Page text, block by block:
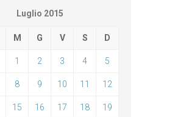
Luglio 2015
M G V S D
1 2 3 4 5
8 9 10 11 12
15 16 17 18 19